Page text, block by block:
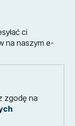
ci
na naszym e-
zgodę na